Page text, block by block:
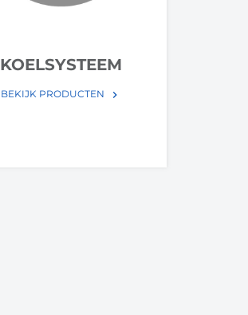
KOELSYSTEEM
BEKIJK PRODUCTEN keyboard_arrow_right